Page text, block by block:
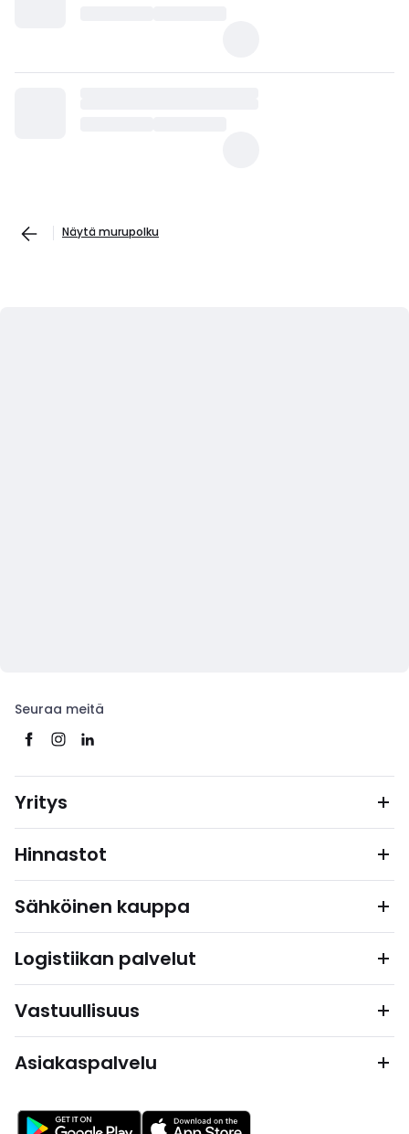
Näytä murupolku
Seuraa meitä
Yritys
Hinnastot
Sähköinen kauppa
Logistiikan palvelut
Vastuullisuus
Asiakaspalvelu